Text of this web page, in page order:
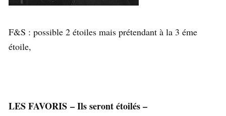
F&S : possible 2 étoiles mais prétendant à la 3 éme
étoile,
LES FAVORIS – Ils seront étoilés –